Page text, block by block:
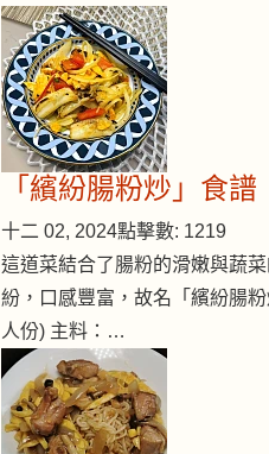
「繽紛腸粉炒」食譜
十二 02, 2024點擊數: 1219
這道菜結合了腸粉的滑嫩與蔬
紛，口感豐富，故名「繽紛腸
人份) 主料：…